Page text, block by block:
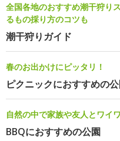
全国各地のおすすめ潮干狩り
るもの採り方のコツも
潮干狩りガイド
春のお出かけにピッタリ！
ピクニックにおすすめの
自然の中で家族や友人とワイ
BBQにおすすめの公園